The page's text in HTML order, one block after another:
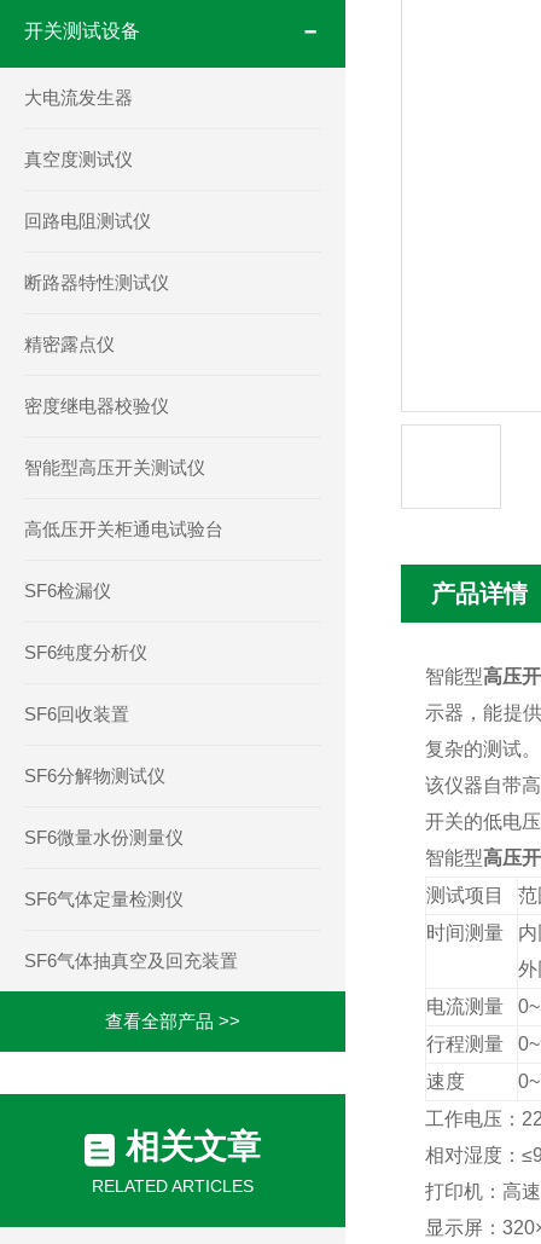
开关测试设备
大电流发生器
真空度测试仪
回路电阻测试仪
断路器特性测试仪
精密露点仪
密度继电器校验仪
智能型高压开关测试仪
高低压开关柜通电试验台
SF6检漏仪
SF6纯度分析仪
SF6回收装置
SF6分解物测试仪
SF6微量水份测量仪
SF6气体定量检测仪
SF6气体抽真空及回充装置
查看全部产品 >>
相关文章
RELATED ARTICLES
产品详情
智能型高压
示器，能提
复杂的测试
该仪器自带
开关的低电
智能型高压
测试项目
范
时间测量
外
电流测量
行程测量
速度
工作电压：
相对湿度：≤
打印机：高
显示屏： 320